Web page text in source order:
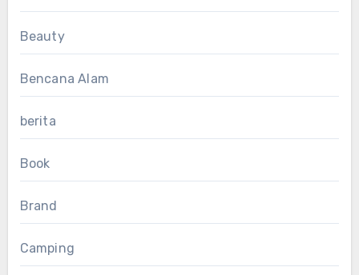
Beauty
Bencana Alam
berita
Book
Brand
Camping